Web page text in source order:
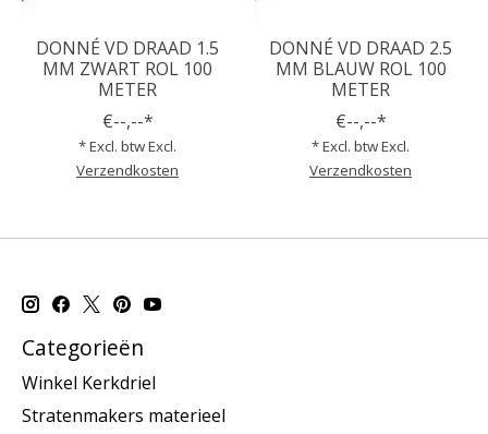
DONNÉ VD DRAAD 1.5
MM ZWART ROL 100
METER
€--,--*
* Excl. btw Excl.
Verzendkosten
DONNÉ VD DRAAD 2.5
MM BLAUW ROL 100
METER
€--,--*
* Excl. btw Excl.
Verzendkosten
Categorieën
Winkel Kerkdriel
Stratenmakers materieel